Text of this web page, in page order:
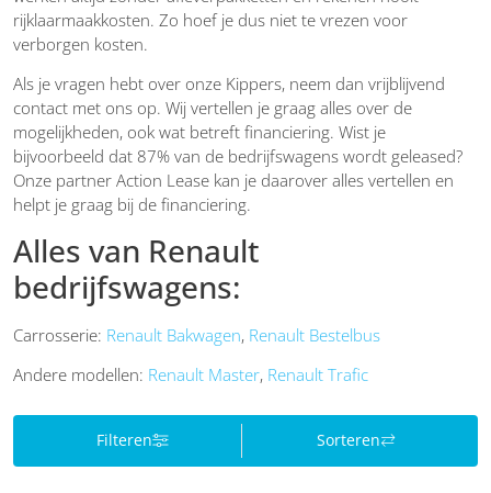
rijklaarmaakkosten. Zo hoef je dus niet te vrezen voor
verborgen kosten.
Als je vragen hebt over onze Kippers, neem dan vrijblijvend
contact met ons op. Wij vertellen je graag alles over de
mogelijkheden, ook wat betreft financiering. Wist je
bijvoorbeeld dat 87% van de bedrijfswagens wordt geleased?
Onze partner Action Lease kan je daarover alles vertellen en
helpt je graag bij de financiering.
Alles van Renault
bedrijfswagens:
Carrosserie: Renault Bakwagen, Renault Bestelbus
Andere modellen: Renault Master, Renault Trafic
Filteren Sorteren